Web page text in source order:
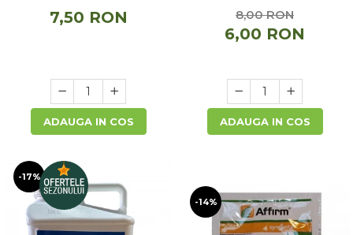
7,50 RON
ADAUGA IN COS
8,00 RON
6,00 RON
ADAUGA IN COS
-17%
-14%